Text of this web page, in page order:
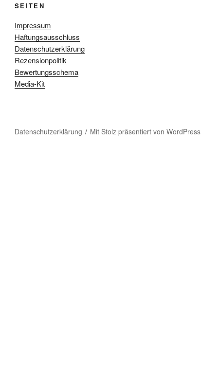
SEITEN
Impressum
Haftungsausschluss
Datenschutzerklärung
Rezensionpolitik
Bewertungsschema
Media-Kit
Datenschutzerklärung Mit Stolz präsentiert von WordPress